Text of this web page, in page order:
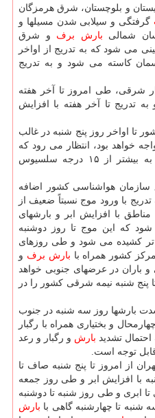
و بلوچستان، شرق هرمزگان
گرفتگی و سیلابی شدن مسیلها و
شمالی بارش برف و شرق
می شود كه به تدریج از اواخر
كاسته می شود و به تدریج
شرقی، طی امروز تا آخر هفته
تدریج تا آخر هفته با افزایش
تا اواخر روز پنج شنبه در غالب
خواهد بود، انتظار می رود كه
در جلگه گیلان به بیشتر از ۱۵ درجه سلسیوس
سازمان هواشناسی كشور اضافه
بهمن ماه به تدریج با ورود موج نسبتاً ضعیف از
با افزایش ابر و بارشهای
كه این موج تا روز دوشنبه
كشیده می شود و طی روزهای
كشور همراه با بارش برف و
باران در عرضهای جنوبی خواهد
پنج شنبه نیمه شرقی كشور را در
بارشها روز سه شنبه در جنوب
و بختیاری همراه با رگبار
تشدید بارش و رگبار و رعد
توجه است.
از امروز تا پنج شنبه صاف تا
با افزایش ابر و طی روز جمعه
تا ابری و طی روز شنبه تا دوشنبه
شنبه تا چهارشنبه گاهی با بارش